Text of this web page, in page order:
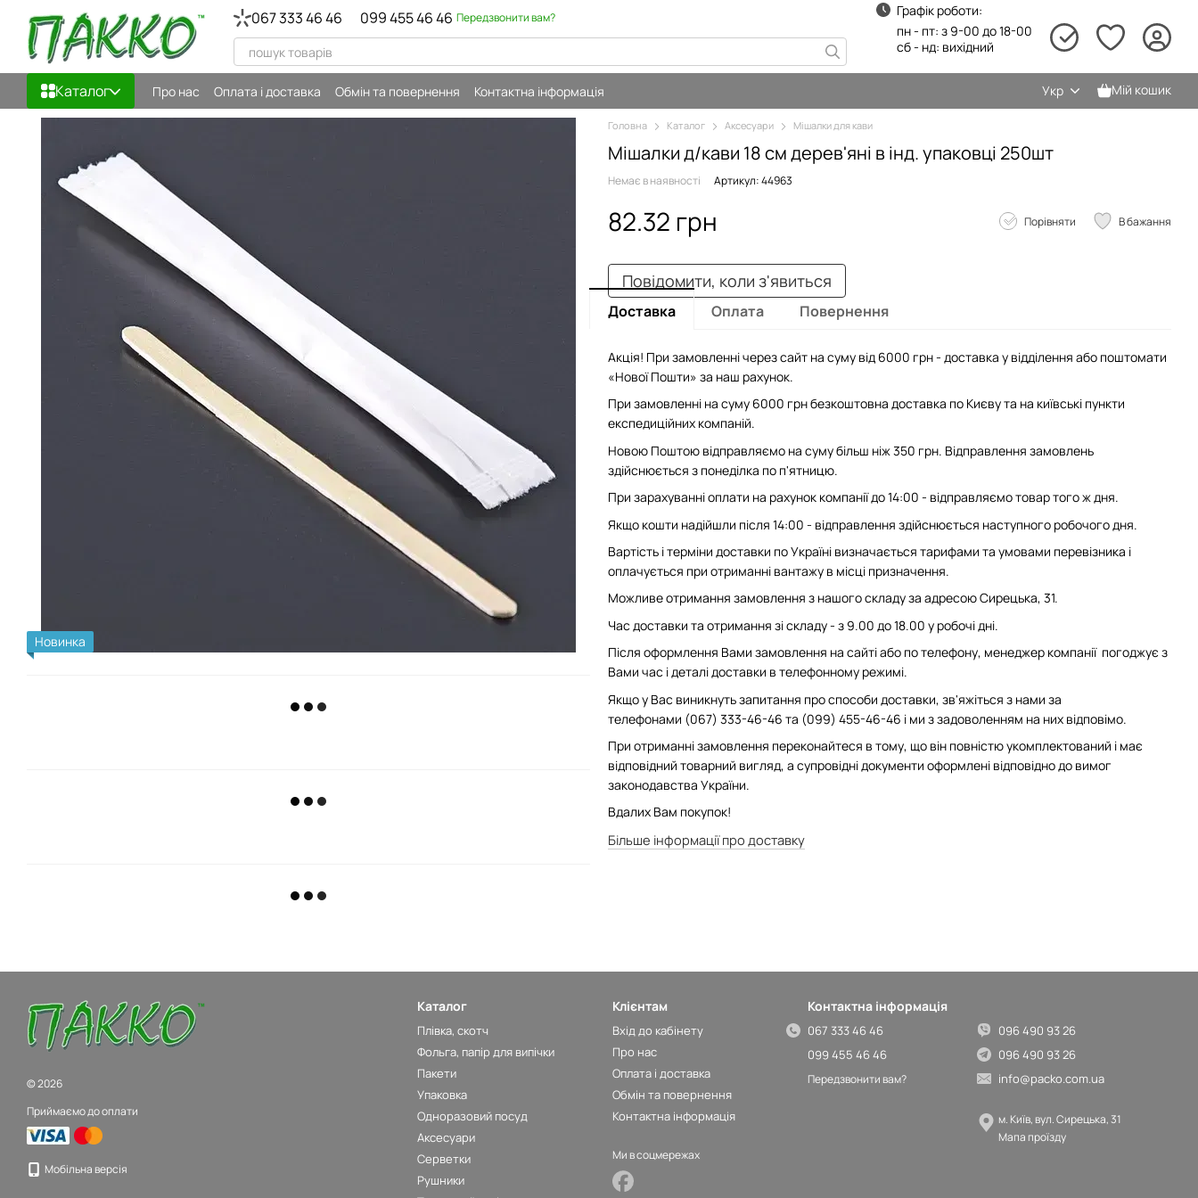
Перейти до основного контенту 067 333 46 46 099 455 46 46 Передзвонити вам?
Графік роботи:
пн - пт: з 9-00 до 18-00
сб - нд: вихідний
Каталог Про нас Оплата і доставка Обмін та повернення Контактна інформація Укр Мій кошик
Новинка
Головна Каталог Аксесуари Мішалки для кави
Мішалки д/кави 18 см дерев'яні в інд. упаковці 250шт
Немає в наявності Артикул: 44963
82.32 грн Порівняти В бажання
Повідомити, коли з'явиться
Доставка Оплата Повернення
Акція! При замовленні через сайт на суму від 6000 грн - доставка у відділення або поштомати
«Нової Пошти» за наш рахунок.
При замовленні на суму 6000 грн безкоштовна доставка по Києву та на київські пункти
експедиційних компаній.
Новою Поштою відправляємо на суму більш ніж 350 грн. Відправлення замовлень
здійснюється з понеділка по п'ятницю.
При зарахуванні оплати на рахунок компанії до 14:00 - відправляємо товар того ж дня.
Якщо кошти надійшли після 14:00 - відправлення здійснюється наступного робочого дня.
Вартість і терміни доставки по Україні визначається тарифами та умовами перевізника і
оплачується при отриманні вантажу в місці призначення.
Можливе отримання замовлення з нашого складу за адресою Сирецька, 31.
Час доставки та отримання зі складу - з 9.00 до 18.00 у робочі дні.
Після оформлення Вами замовлення на сайті або по телефону, менеджер компанії погоджує з
Вами час і деталі доставки в телефонному режимі.
Якщо у Вас виникнуть запитання про способи доставки, зв'яжіться з нами за
телефонами (067) 333-46-46 та (099) 455-46-46 і ми з задоволенням на них відповімо.
При отриманні замовлення переконайтеся в тому, що він повністю укомплектований і має
відповідний товарний вигляд, а супровідні документи оформлені відповідно до вимог
законодавства України.
Вдалих Вам покупок!
Більше інформації про доставку
© 2026
Приймаємо до оплати
Мобільна версія
Каталог
Плівка, скотч
Фольга, папір для випічки
Пакети
Упаковка
Одноразовий посуд
Аксесуари
Серветки
Рушники
Клієнтам
Вхід до кабінету
Про нас
Оплата і доставка
Обмін та повернення
Контактна інформація
Ми в соцмережах
Контактна інформація
067 333 46 46
099 455 46 46
Передзвонити вам?
096 490 93 26
096 490 93 26
info@packo.com.ua
м. Київ, вул. Сирецька, 31
Мапа проїзду